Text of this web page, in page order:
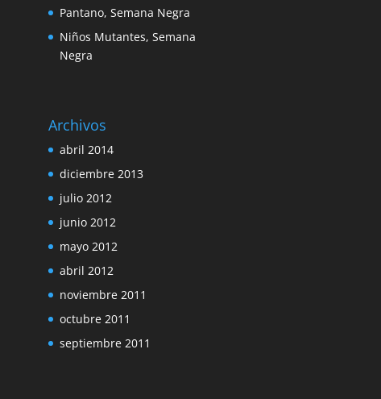
Pantano, Semana Negra
Niños Mutantes, Semana
Negra
Archivos
abril 2014
diciembre 2013
julio 2012
junio 2012
mayo 2012
abril 2012
noviembre 2011
octubre 2011
septiembre 2011